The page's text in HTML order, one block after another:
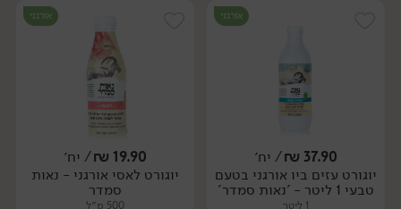
יח׳ יח׳
אורגני
37.90
₪/ יח׳
יוגורט עזים ביו אורגני בטעם
טבעי 1 ליטר - 'נאות סמדר'
1 ליטר
אורגני
19.90
₪/ יח׳
יוגורט לאסי אורגני - נאות
סמדר
500 מ״ל